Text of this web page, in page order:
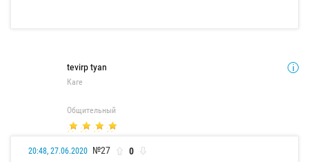
tevirp tyan
Каге
Общительный
20:48, 27.06.2020 №27 0